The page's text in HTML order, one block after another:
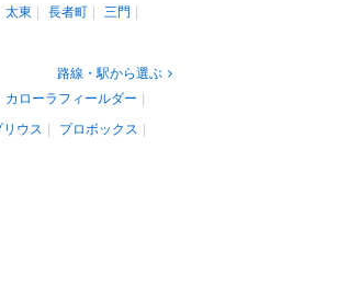
太東 長者町
三門
路線・駅から選ぶ
カローラフィールダー
リウス
プロボックス